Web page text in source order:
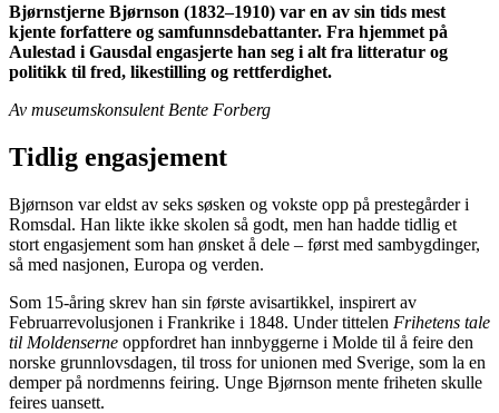
Bjørnstjerne Bjørnson (1832–1910) var en av sin tids mest
kjente forfattere og samfunnsdebattanter. Fra hjemmet på
Aulestad i Gausdal engasjerte han seg i alt fra litteratur og
politikk til fred, likestilling og rettferdighet.
Av museumskonsulent Bente Forberg
Tidlig engasjement
Bjørnson var eldst av seks søsken og vokste opp på prestegårder i
Romsdal. Han likte ikke skolen så godt, men han hadde tidlig et
stort engasjement som han ønsket å dele – først med sambygdinger,
så med nasjonen, Europa og verden.
Som 15-åring skrev han sin første avisartikkel, inspirert av
Februarrevolusjonen i Frankrike i 1848. Under tittelen Frihetens tale
til Moldenserne oppfordret han innbyggerne i Molde til å feire den
norske grunnlovsdagen, til tross for unionen med Sverige, som la en
demper på nordmenns feiring. Unge Bjørnson mente friheten skulle
feires uansett.